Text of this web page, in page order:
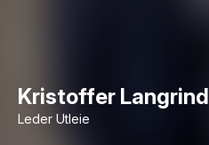
Kristoffer Langrind
Leder Utleie